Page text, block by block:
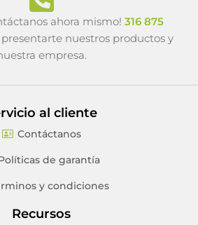
ahora mismo! 316 875
nuestros productos y
empresa.
al cliente
Contáctanos
de garantía
y condiciones
Recursos